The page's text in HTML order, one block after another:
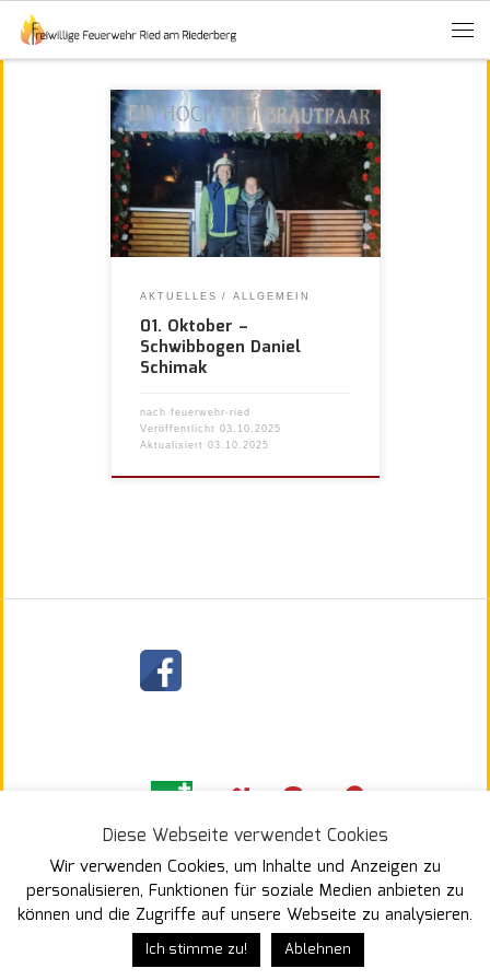
AKTUELLES ALLGEMEIN
01. Oktober –
Schwibbogen Daniel
Schimak
nach feuerwehr-ried
Veröffentlicht 03.10.2025
Aktualisiert 03.10.2025
§
Diese Webseite verwendet Cookies
Wir verwenden Cookies, um Inhalte und Anzeigen zu
personalisieren, Funktionen für soziale Medien anbieten zu
können und die Zugriffe auf unsere Webseite zu analysieren.
Ich stimme zu! Ablehnen